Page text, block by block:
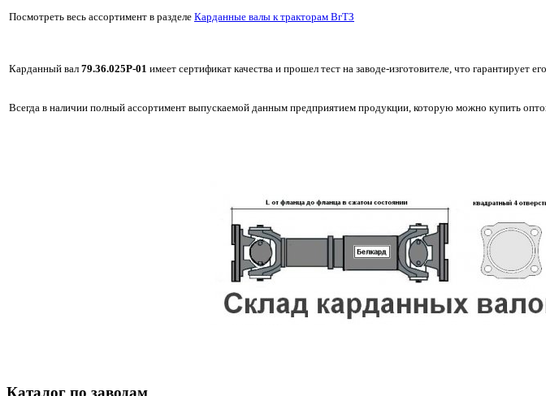
Посмотреть весь ассортимент в разделе Карданные валы к тракторам ВгТЗ
Карданный вал 79.36.025Р-01 имеет сертификат качества и прошел тест на заводе-изготовителе, что гарантирует
Всегда в наличии полный ассортимент выпускаемой данным предприятием продукции, которую можно купить
Каталог по заводам